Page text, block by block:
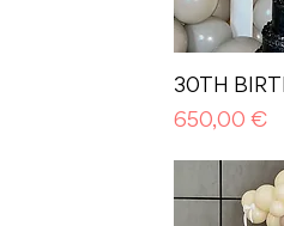
30TH
Prezzo
650,00 €